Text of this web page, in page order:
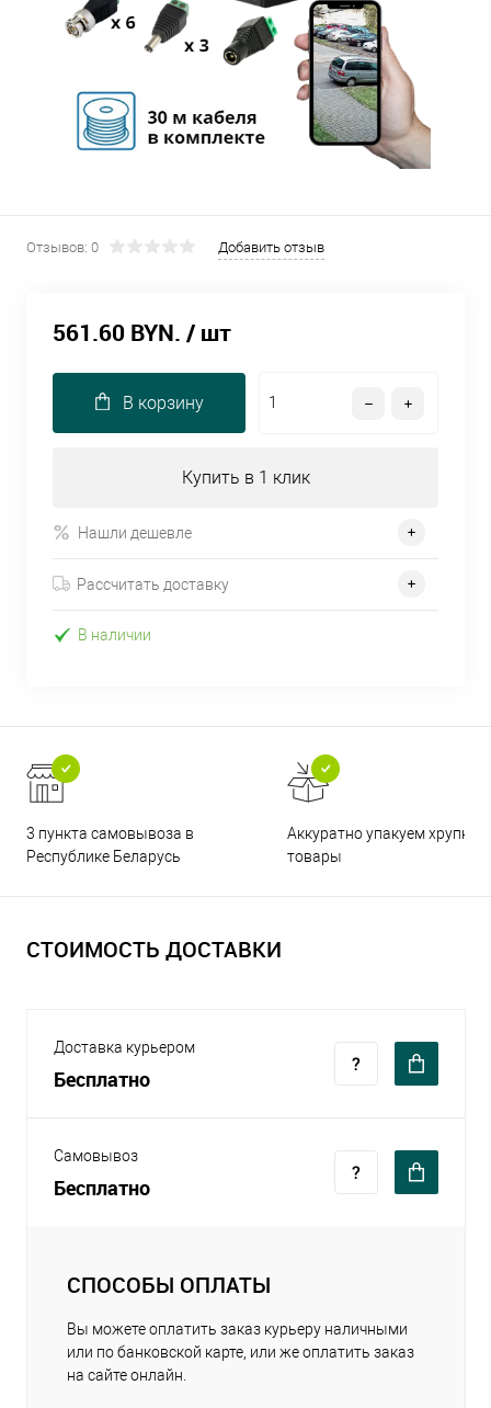
Отзывов: 0 Добавить отзыв
561.60 BYN. / шт
В корзину
Купить в 1 клик
Нашли дешевле
Рассчитать доставку
В наличии
3 пункта самовывоза в
Республике Беларусь
Аккуратно упакуем хрупкие
товары
СТОИМОСТЬ ДОСТАВКИ
Доставка курьером
Бесплатно
Самовывоз
Бесплатно
СПОСОБЫ ОПЛАТЫ
Вы можете оплатить заказ курьеру наличными
или по банковской карте, или же оплатить заказ
на сайте онлайн.